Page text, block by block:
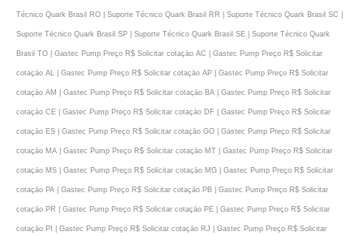
Técnico Quark Brasil RO | Suporte Técnico Quark Brasil RR | Suporte Técnico Quark Brasil SC |
Suporte Técnico Quark Brasil SP | Suporte Técnico Quark Brasil SE | Suporte Técnico Quark
Brasil TO | Gastec Pump Preço R$ Solicitar cotaçāo AC | Gastec Pump Preço R$ Solicitar
cotaçāo AL | Gastec Pump Preço R$ Solicitar cotaçāo AP | Gastec Pump Preço R$ Solicitar
cotaçāo AM | Gastec Pump Preço R$ Solicitar cotaçāo BA | Gastec Pump Preço R$ Solicitar
cotaçāo CE | Gastec Pump Preço R$ Solicitar cotaçāo DF | Gastec Pump Preço R$ Solicitar
cotaçāo ES | Gastec Pump Preço R$ Solicitar cotaçāo GO | Gastec Pump Preço R$ Solicitar
cotaçāo MA | Gastec Pump Preço R$ Solicitar cotaçāo MT | Gastec Pump Preço R$ Solicitar
cotaçāo MS | Gastec Pump Preço R$ Solicitar cotaçāo MG | Gastec Pump Preço R$ Solicitar
cotaçāo PA | Gastec Pump Preço R$ Solicitar cotaçāo PB | Gastec Pump Preço R$ Solicitar
cotaçāo PR | Gastec Pump Preço R$ Solicitar cotaçāo PE | Gastec Pump Preço R$ Solicitar
cotaçāo PI | Gastec Pump Preço R$ Solicitar cotaçāo RJ | Gastec Pump Preço R$ Solicitar